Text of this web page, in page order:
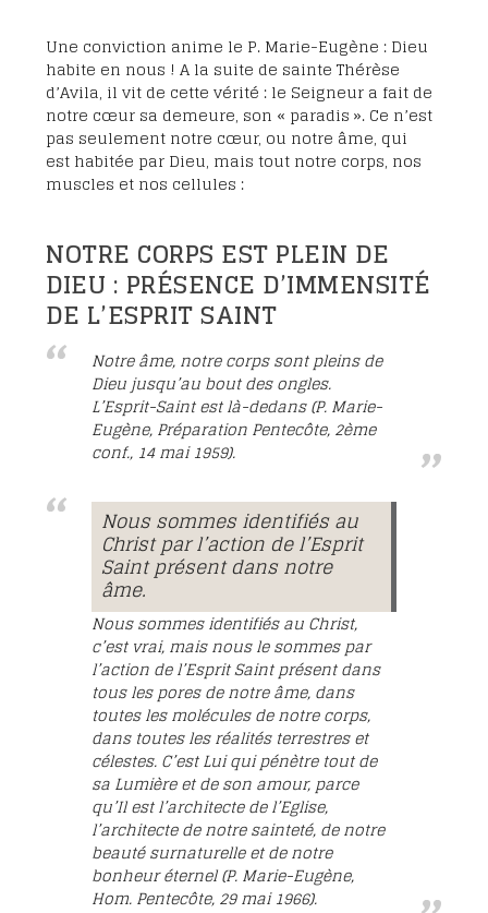
Une conviction anime le P. Marie-Eugène : Dieu
habite en nous ! A la suite de sainte Thérèse
d’Avila, il vit de cette vérité : le Seigneur a fait de
notre cœur sa demeure, son « paradis ». Ce n’est
pas seulement notre cœur, ou notre âme, qui
est habitée par Dieu, mais tout notre corps, nos
muscles et nos cellules :
NOTRE CORPS EST PLEIN DE
DIEU : PRÉSENCE D’IMMENSITÉ
DE L’ESPRIT SAINT
Notre âme, notre corps sont pleins de
Dieu jusqu’au bout des ongles.
L’Esprit-Saint est là-dedans (P. Marie-
Eugène, Préparation Pentecôte, 2ème
conf., 14 mai 1959).
Nous sommes identifiés au
Christ par l’action de l’Esprit
Saint présent dans notre
âme.
Nous sommes identifiés au Christ,
c’est vrai, mais nous le sommes par
l’action de l’Esprit Saint présent dans
tous les pores de notre âme, dans
toutes les molécules de notre corps,
dans toutes les réalités terrestres et
célestes. C’est Lui qui pénètre tout de
sa Lumière et de son amour, parce
qu’Il est l’architecte de l’Eglise,
l’architecte de notre sainteté, de notre
beauté surnaturelle et de notre
bonheur éternel (P. Marie-Eugène,
Hom. Pentecôte, 29 mai 1966).